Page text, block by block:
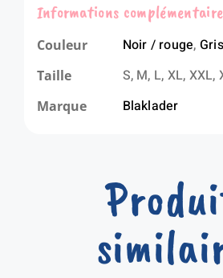
Informations
Couleur Noir / rouge,
Taille S, M, L, XL, XXL,
Marque Blaklader